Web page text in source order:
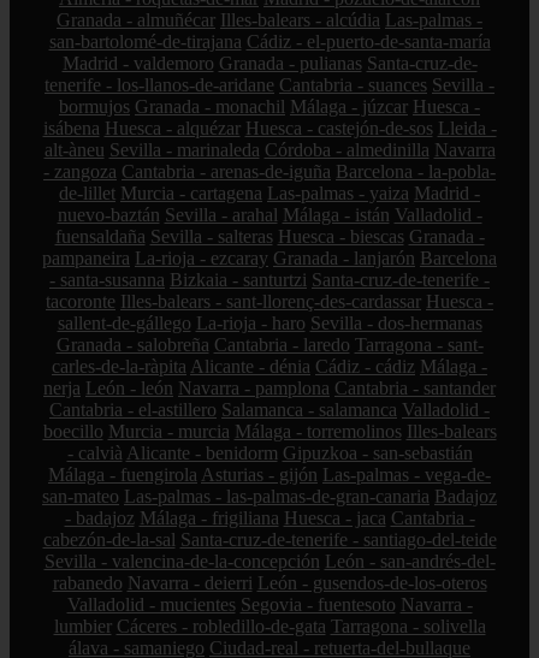
Granada - almuñécar Illes-balears - alcúdia Las-palmas -
san-bartolomé-de-tirajana Cádiz - el-puerto-de-santa-maría
Madrid - valdemoro Granada - pulianas Santa-cruz-de-
tenerife - los-llanos-de-aridane Cantabria - suances Sevilla -
bormujos Granada - monachil Málaga - júzcar Huesca -
isábena Huesca - alquézar Huesca - castejón-de-sos Lleida -
alt-àneu Sevilla - marinaleda Córdoba - almedinilla Navarra
- zangoza Cantabria - arenas-de-iguña Barcelona - la-pobla-
de-lillet Murcia - cartagena Las-palmas - yaiza Madrid -
nuevo-baztán Sevilla - arahal Málaga - istán Valladolid -
fuensaldaña Sevilla - salteras Huesca - biescas Granada -
pampaneira La-rioja - ezcaray Granada - lanjarón Barcelona
- santa-susanna Bizkaia - santurtzi Santa-cruz-de-tenerife -
tacoronte Illes-balears - sant-llorenç-des-cardassar Huesca -
sallent-de-gállego La-rioja - haro Sevilla - dos-hermanas
Granada - salobreña Cantabria - laredo Tarragona - sant-
carles-de-la-ràpita Alicante - dénia Cádiz - cádiz Málaga -
nerja León - león Navarra - pamplona Cantabria - santander
Cantabria - el-astillero Salamanca - salamanca Valladolid -
boecillo Murcia - murcia Málaga - torremolinos Illes-balears
- calvià Alicante - benidorm Gipuzkoa - san-sebastián
Málaga - fuengirola Asturias - gijón Las-palmas - vega-de-
san-mateo Las-palmas - las-palmas-de-gran-canaria Badajoz
- badajoz Málaga - frigiliana Huesca - jaca Cantabria -
cabezón-de-la-sal Santa-cruz-de-tenerife - santiago-del-teide
Sevilla - valencina-de-la-concepción León - san-andrés-del-
rabanedo Navarra - deierri León - gusendos-de-los-oteros
Valladolid - mucientes Segovia - fuentesoto Navarra -
lumbier Cáceres - robledillo-de-gata Tarragona - solivella
álava - samaniego Ciudad-real - retuerta-del-bullaque